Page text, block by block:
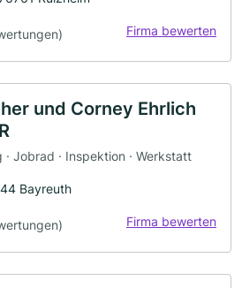
Firma bewerten
und Corney Ehrlich
· Jobrad · Inspektion · Werkstatt
Bayreuth
Firma bewerten